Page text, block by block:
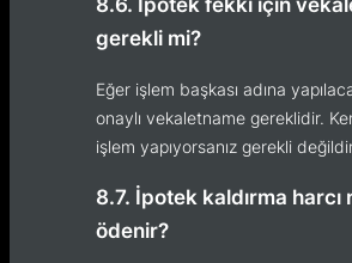
gerekli mi?
Eğer işlem başkası adına
onaylı vekaletname gereklidir.
işlem yapıyorsanız gerekli
8.7. İpotek kaldırma harcı
ödenir?